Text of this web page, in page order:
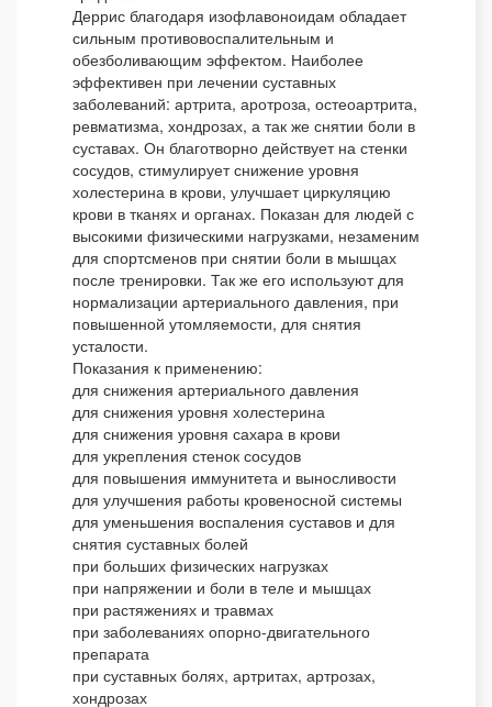
Деррис благодаря изофлавоноидам обладает
сильным противовоспалительным и
обезболивающим эффектом. Наиболее
эффективен при лечении суставных
заболеваний: артрита, аротроза, остеоартрита,
ревматизма, хондрозах, а так же снятии боли в
суставах. Он благотворно действует на стенки
сосудов, стимулирует снижение уровня
холестерина в крови, улучшает циркуляцию
крови в тканях и органах. Показан для людей с
высокими физическими нагрузками, незаменим
для спортсменов при снятии боли в мышцах
после тренировки. Так же его используют для
нормализации артериального давления, при
повышенной утомляемости, для снятия
усталости.
Показания к применению:
для снижения артериального давления
для снижения уровня холестерина
для снижения уровня сахара в крови
для укрепления стенок сосудов
для повышения иммунитета и выносливости
для улучшения работы кровеносной системы
для уменьшения воспаления суставов и для
снятия суставных болей
при больших физических нагрузках
при напряжении и боли в теле и мышцах
при растяжениях и травмах
при заболеваниях опорно-двигательного
препарата
при суставных болях, артритах, артрозах,
хондрозах